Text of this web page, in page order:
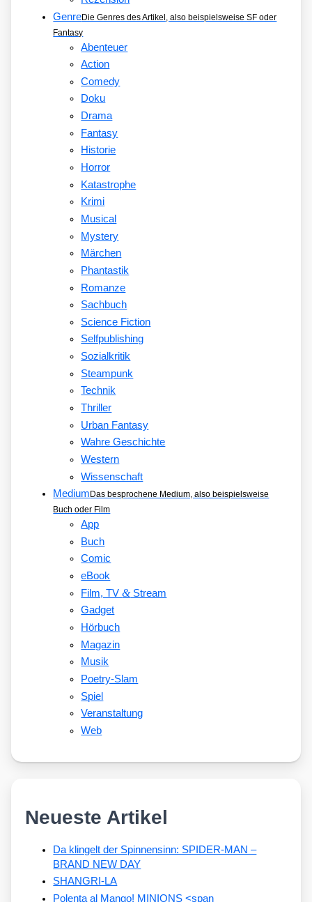
GenreDie Genres des Artikel, also beispielsweise SF oder
Fantasy
Abenteuer
Action
Comedy
Doku
Drama
Fantasy
Historie
Horror
Katastrophe
Krimi
Musical
Mystery
Märchen
Phantastik
Romanze
Sachbuch
Science Fiction
Selfpublishing
Sozialkritik
Steampunk
Technik
Thriller
Urban Fantasy
Wahre Geschichte
Western
Wissenschaft
Medium Das besprochene Medium, also beispielsweise
Buch oder Film
App
Buch
Comic
eBook
Film, TV&Stream
Gadget
Hörbuch
Magazin
Musik
Poetry-Slam
Spiel
Veranstaltung
Web
Neueste Artikel
Da klingelt der Spinnensinn: SPIDER-MAN –
BRAND NEW DAY
SHANGRI-LA
Polenta al Mango! MINIONS <span